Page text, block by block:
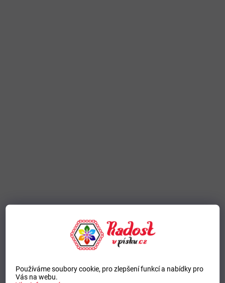
Používáme soubory cookie, pro zlepšení funkcí a nabídky pro
Vás na webu.